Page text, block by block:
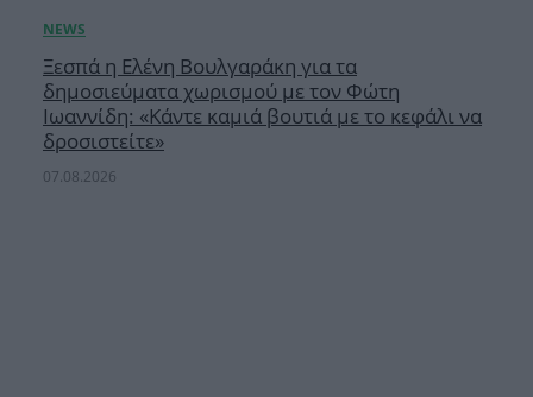
Ξεσπά η Ελένη Βουλγαράκη για τα
δημοσιεύματα χωρισμού με τον Φώτη
Ιωαννίδη: «Κάντε καμιά βουτιά με το κεφάλι να
δροσιστείτε»
07.08.2026